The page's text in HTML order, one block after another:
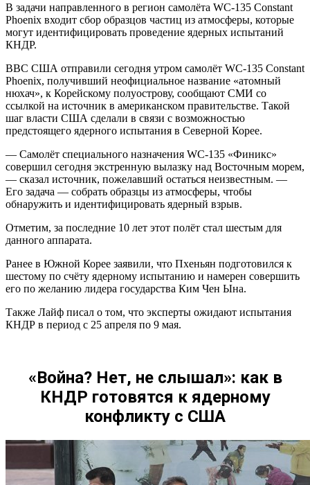
В задачи направленного в регион самолёта WC-135 Constant
Phoenix входит сбор образцов частиц из атмосферы, которые
могут идентифицировать проведение ядерных испытаний
КНДР.
ВВС США отправили сегодня утром самолёт WC-135 Constant
Phoenix, получивший неофициальное название «атомный
нюхач», к Корейскому полуострову, сообщают СМИ со
ссылкой на источник в американском правительстве. Такой
шаг власти США сделали в связи с возможностью
предстоящего ядерного испытания в Северной Корее.
— Самолёт специального назначения WC-135 «Финикс»
совершил сегодня экстренную вылазку над Восточным морем,
— сказал источник, пожелавший остаться неизвестным. —
Его задача — собрать образцы из атмосферы, чтобы
обнаружить и идентифицировать ядерный взрыв.
Отметим, за последние 10 лет этот полёт стал шестым для
данного аппарата.
Ранее в Южной Корее заявили, что Пхеньян подготовился к
шестому по счёту ядерному испытанию и намерен совершить
его по желанию лидера государства Ким Чен Ына.
Также Лайф писал о том, что эксперты ожидают испытания
КНДР в период с 25 апреля по 9 мая.
«Война? Нет, не слышал»: как в
КНДР готовятся к ядерному
конфликту с США